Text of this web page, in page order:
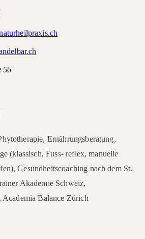
56
Ernährungsberatung,
(klassisch, Fuss- reflex, manuelle
Gesundheitscoaching nach dem St.
Akademie Schweiz,
Balance Zürich